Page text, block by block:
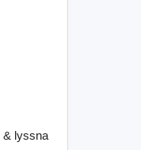
& lyssna